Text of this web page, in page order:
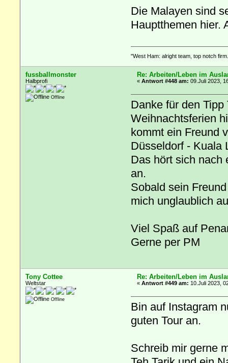
Die Malayen sind
Hauptthemen hier.
"West Ham: alright team, top notch
fussballmonster
Halbprofi
Offline
Re: Arbeiten/Leben im
«Antwort #448 am: 09.Juli 2023,
Danke für den
Weihnachtsferien
kommt ein Freund
Düsseldorf - Kuala
Das hört sich nach
an.
Sobald sein
mich unglaublich
Viel Spaß auf
Gerne per PM
Tony Cottee
Weltstar
Offline
Re: Arbeiten/Leben im
«Antwort #449 am: 10.Juli 2023,
Bin auf Instagram
guten Tour an.
Schreib mir gerne